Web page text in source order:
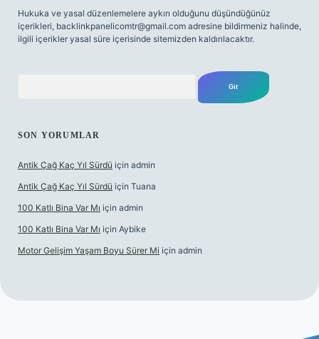
Hukuka ve yasal düzenlemelere aykırı olduğunu düşündüğünüz
içerikleri, backlinkpanelicomtr@gmail.com adresine bildirmeniz halinde,
ilgili içerikler yasal süre içerisinde sitemizden kaldırılacaktır.
SON YORUMLAR
Antik Çağ Kaç Yıl Sürdü için admin
Antik Çağ Kaç Yıl Sürdü için Tuana
100 Katlı Bina Var Mı için admin
100 Katlı Bina Var Mı için Aybike
Motor Gelişim Yaşam Boyu Sürer Mi için admin